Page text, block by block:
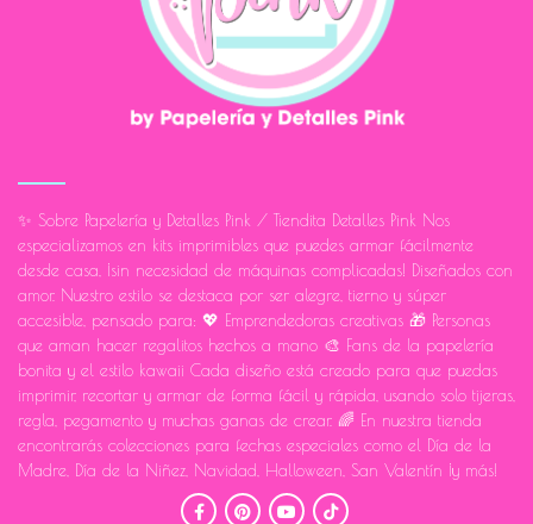
✨ Sobre Papelería y Detalles Pink / Tiendita Detalles Pink Nos
especializamos en kits imprimibles que puedes armar fácilmente
desde casa, ¡sin necesidad de máquinas complicadas! Diseñados con
amor. Nuestro estilo se destaca por ser alegre, tierno y súper
accesible, pensado para: 💖 Emprendedoras creativas 🎁 Personas
que aman hacer regalitos hechos a mano 🎨 Fans de la papelería
bonita y el estilo kawaii Cada diseño está creado para que puedas
imprimir, recortar y armar de forma fácil y rápida, usando solo tijeras,
regla, pegamento y muchas ganas de crear. 🌈 En nuestra tienda
encontrarás colecciones para fechas especiales como el Día de la
Madre, Día de la Niñez, Navidad, Halloween, San Valentín ¡y más!